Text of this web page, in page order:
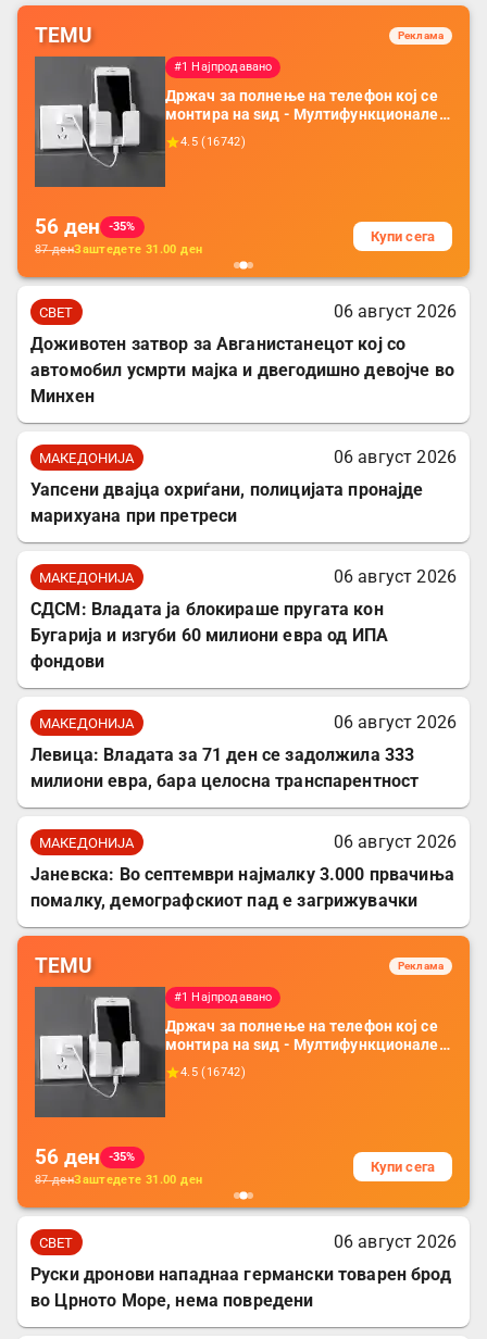
TEMU Реклама
#1 Најпродавано
Држач за полнење на телефон кој се
монтира на ѕид - Мултифункционален
пластичен организатор за чување на
покрај кревет и за ТВ далечински
4.5 ( 16742)
56 ден
-35%
87денЗаштедете 31.00 ден
Купи сега
СВЕТ
06 август 2026
Доживотен затвор за Авганистанецот кој со
автомобил усмрти мајка и двегодишно девојче во
Минхен
МАКЕДОНИЈА
06 август 2026
Уапсени двајца охриѓани, полицијата пронајде
марихуана при претреси
МАКЕДОНИЈА
06 август 2026
СДСМ: Владата ја блокираше пругата кон
Бугарија и изгуби 60 милиони евра од ИПА
фондови
МАКЕДОНИЈА
06 август 2026
Левица: Владата за 71 ден се задолжила 333
милиони евра, бара целосна транспарентност
МАКЕДОНИЈА
06 август 2026
Јаневска: Во септември најмалку 3.000 првачиња
помалку, демографскиот пад е загрижувачки
TEMU Реклама
#1 Најпродавано
Држач за полнење на телефон кој се
монтира на ѕид - Мултифункционален
пластичен организатор за чување на
покрај кревет и за ТВ далечински
4.5 ( 16742)
56 ден
-35%
87денЗаштедете 31.00 ден
Купи сега
СВЕТ
06 август 2026
Руски дронови нападнаа германски товарен брод
во Црното Море, нема повредени